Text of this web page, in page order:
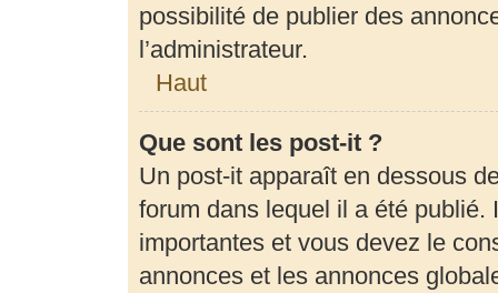
possibilité de publier des
l’administrateur.
Haut
Que sont les post-it ?
Un post-it apparaît en dessous
forum dans lequel il a été
importantes et vous devez le
annonces et les annonces